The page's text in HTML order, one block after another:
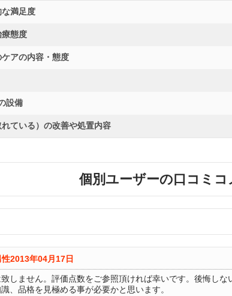
満足度
態度
アの内容・態度
設備
ている）の改善や処置内容
個別ユーザーの口コミコ
2013年04月17日
しません。評価点数をご参照頂ければ幸いです。後悔し
、品格を見極める事が必要かと思います。